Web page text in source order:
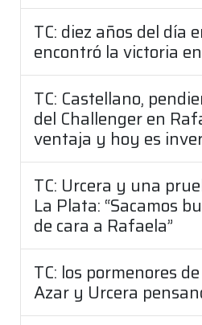
TC: diez años del día
encontró la victoria
TC: Castellano,
del Challenger en
ventaja y hoy es
TC: Urcera y una
La Plata: “Sacamos
de cara a Rafaela”
TC: los pormenores
Azar y Urcera